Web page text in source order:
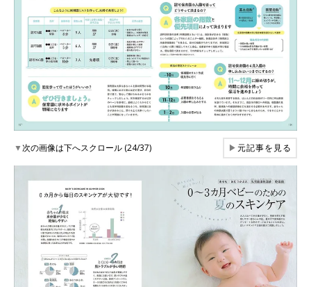
▼次の画像は下へスクロール (24/37) ▶元記事を見る